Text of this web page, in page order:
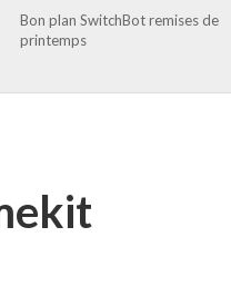
Bon plan SwitchBot remises de
printemps